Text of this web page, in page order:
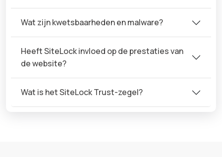
Wat zijn kwetsbaarheden en malware?
Heeft SiteLock invloed op de prestaties van
de website?
Wat is het SiteLock Trust-zegel?